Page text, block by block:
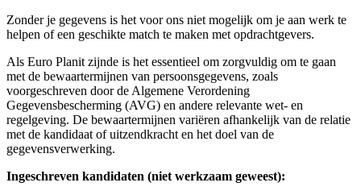
Zonder je gegevens is het voor ons niet mogelijk om je aan werk te
helpen of een geschikte match te maken met opdrachtgevers.
Als Euro Planit zijnde is het essentieel om zorgvuldig om te gaan
met de bewaartermijnen van persoonsgegevens, zoals
voorgeschreven door de Algemene Verordening
Gegevensbescherming (AVG) en andere relevante wet- en
regelgeving. De bewaartermijnen variëren afhankelijk van de relatie
met de kandidaat of uitzendkracht en het doel van de
gegevensverwerking.
Ingeschreven kandidaten (niet werkzaam geweest):